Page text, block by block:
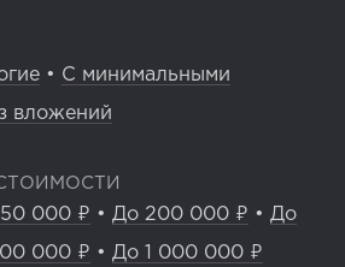
• С минимальными
вложений
000 ₽ • До 200 000 ₽ • До
000 ₽ • До 1 000 000 ₽